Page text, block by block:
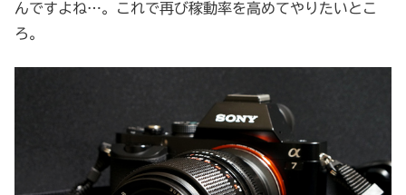
んですよね…。これで再び稼動率を高めてやりたいとこ
ろ。